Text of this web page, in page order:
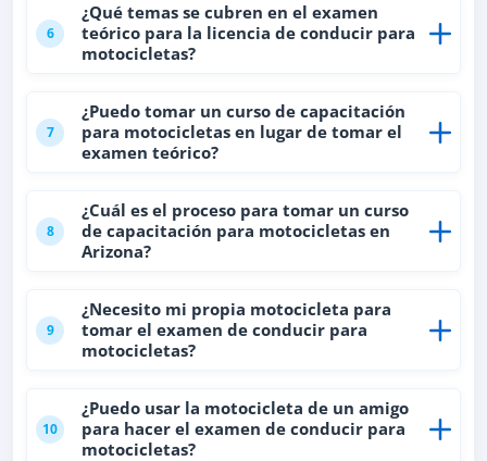
6
¿Qué temas se cubren en el examen
teórico para la licencia de conducir para
motocicletas?
7
¿Puedo tomar un curso de capacitación
para motocicletas en lugar de tomar el
examen teórico?
8
¿Cuál es el proceso para tomar un curso
de capacitación para motocicletas en
Arizona?
9
¿Necesito mi propia motocicleta para
tomar el examen de conducir para
motocicletas?
10
¿Puedo usar la motocicleta de un amigo
para hacer el examen de conducir para
motocicletas?